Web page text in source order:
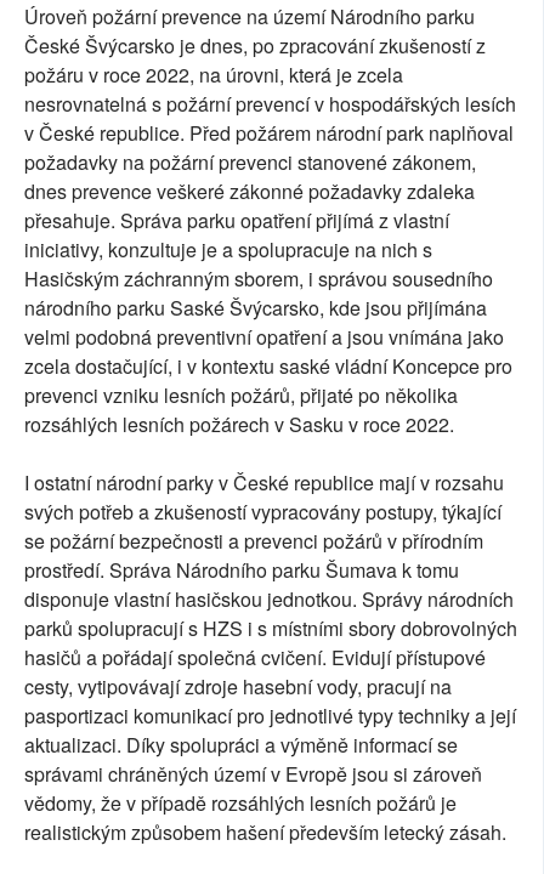
Úroveň požární prevence na území Národního parku
České Švýcarsko je dnes, po zpracování zkušeností z
požáru v roce 2022, na úrovni, která je zcela
nesrovnatelná s požární prevencí v hospodářských lesích
v České republice. Před požárem národní park naplňoval
požadavky na požární prevenci stanovené zákonem,
dnes prevence veškeré zákonné požadavky zdaleka
přesahuje. Správa parku opatření přijímá z vlastní
iniciativy, konzultuje je a spolupracuje na nich s
Hasičským záchranným sborem, i správou sousedního
národního parku Saské Švýcarsko, kde jsou přijímána
velmi podobná preventivní opatření a jsou vnímána jako
zcela dostačující, i v kontextu saské vládní Koncepce pro
prevenci vzniku lesních požárů, přijaté po několika
rozsáhlých lesních požárech v Sasku v roce 2022.
I ostatní národní parky v České republice mají v rozsahu
svých potřeb a zkušeností vypracovány postupy, týkající
se požární bezpečnosti a prevenci požárů v přírodním
prostředí. Správa Národního parku Šumava k tomu
disponuje vlastní hasičskou jednotkou. Správy národních
parků spolupracují s HZS i s místními sbory dobrovolných
hasičů a pořádají společná cvičení. Evidují přístupové
cesty, vytipovávají zdroje hasební vody, pracují na
pasportizaci komunikací pro jednotlivé typy techniky a její
aktualizaci. Díky spolupráci a výměně informací se
správami chráněných území v Evropě jsou si zároveň
vědomy, že v případě rozsáhlých lesních požárů je
realistickým způsobem hašení především letecký zásah.